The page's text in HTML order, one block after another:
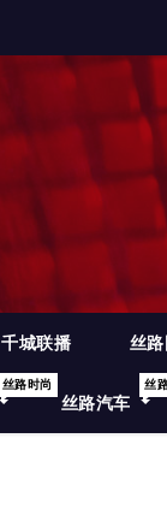
千城联播 丝
丝路时尚
丝路汽车
丝